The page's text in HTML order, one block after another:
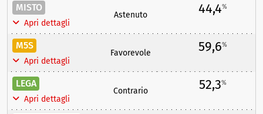
MISTO
Apri dettagli
Astenuto 44,4%
M5S
Apri dettagli
Favorevole 59,6%
LEGA
Apri dettagli
Contrario 52,3%